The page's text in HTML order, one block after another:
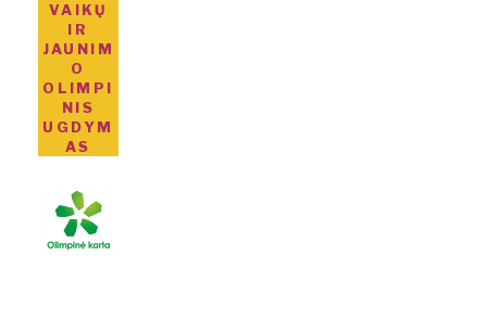
VAIKŲ
IR
JAUNIM
O
OLIMPI
NIS
UGDYM
AS